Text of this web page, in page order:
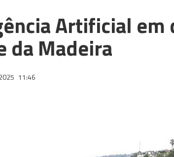
Artificial em
da Madeira
11:46